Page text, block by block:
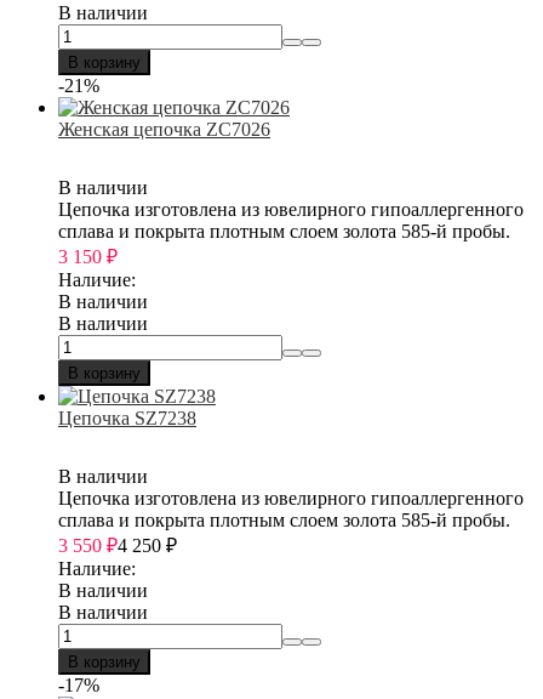
В наличии
В корзину
-21%
Женская цепочка ZC7026
В наличии
Цепочка изготовлена из ювелирного гипоаллергенного
сплава и покрыта плотным слоем золота 585-й пробы.
3 150 ₽
Наличие:
В наличии
В наличии
В корзину
Цепочка SZ7238
В наличии
Цепочка изготовлена из ювелирного гипоаллергенного
сплава и покрыта плотным слоем золота 585-й пробы.
3 550 ₽4 250 ₽
Наличие:
В наличии
В наличии
В корзину
-17%